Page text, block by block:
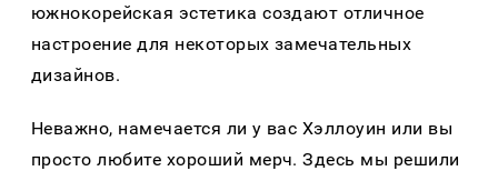
южнокорейская эстетика создают отличное
настроение для некоторых замечательных
дизайнов.
Неважно, намечается ли у вас Хэллоуин или вы
просто любите хороший мерч. Здесь мы решили